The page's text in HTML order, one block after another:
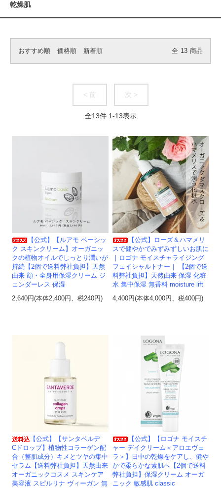
乾燥肌
おすすめ順 価格順 新着順 全 13 商品
< 前 次 >
全13件 1-13表示
【公式】【ルアモ ベーシッ
ク スキンクリーム】オーガニッ
クの植物オイルでしっとり潤いが
持続【2個で送料弊社負担】天然
由来 顔・全身用保湿クリーム ジ
ェンダーレス 保湿
2,640円(本体2,400円、税240円)
【公式】ローズ＆ハマメリ
スで健やかでみずみずしいお肌に
｜ロゴナ モイスチャライジング
フェイシャルトナー｜ 【2個で送
料弊社負担】天然由来 保湿 化粧
水 集中保湿 無香料 moisture lift
4,400円(本体4,000円、税400円)
【公式】【サンタベルデ
Cドロップ】植物性コラーゲン配
合（整肌成分）キメとツヤの集中
セラム【送料弊社負担】天然由来
オーガニックコスメ スキンケア
美容液 スピルリナ ヴィーガン 無
【公式】【ロゴナ モイスチ
ャー デイクリーム＜アロエヴェ
ラ＞】日中の乾燥をケアし、健や
かで柔らかな素肌へ【2個で送料
弊社負担】保湿クリーム オーガ
ニック 敏感肌 classic